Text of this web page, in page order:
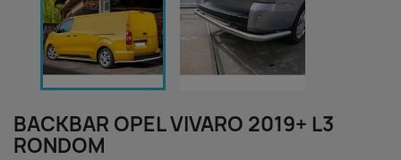
BACKBAR OPEL VIVARO 2019+ L3
RONDOM